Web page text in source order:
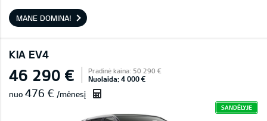
MANE DOMINA!
KIA EV4
46 290 € Pradinė kaina: 50 290 €
Nuolaida: 4 000 €
nuo 476 € /mėnesį
SANDĖLYJE